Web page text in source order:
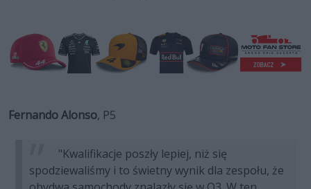
Fernando Alonso, P5
"Kwalifikacje poszły lepiej, niż się
spodziewaliśmy i to świetny wynik dla zespołu, że